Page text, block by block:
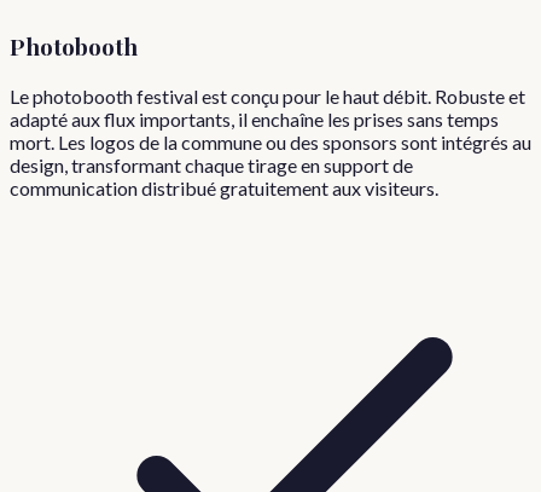
Photobooth
Le photobooth festival est conçu pour le haut débit. Robuste et
adapté aux flux importants, il enchaîne les prises sans temps
mort. Les logos de la commune ou des sponsors sont intégrés au
design, transformant chaque tirage en support de
communication distribué gratuitement aux visiteurs.